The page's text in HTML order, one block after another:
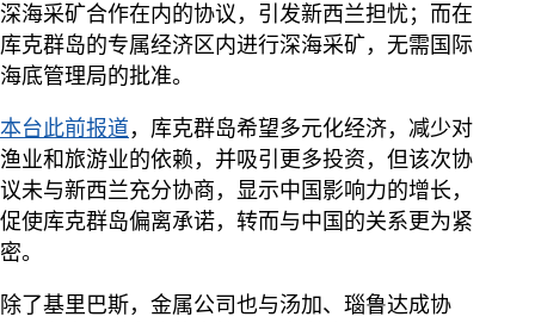
深海采矿合作在内的协议，引发新西兰担忧；而在
库克群岛的专属经济区内进行深海采矿，无需国际
海底管理局的批准。
本台此前报道 ，库克群岛希望多元化经济，减少对
渔业和旅游业的依赖，并吸引更多投资，但该次协
议未与新西兰充分协商，显示中国影响力的增长，
促使库克群岛偏离承诺，转而与中国的关系更为紧
密。
除了基里巴斯，金属公司也与汤加、瑙鲁达成协